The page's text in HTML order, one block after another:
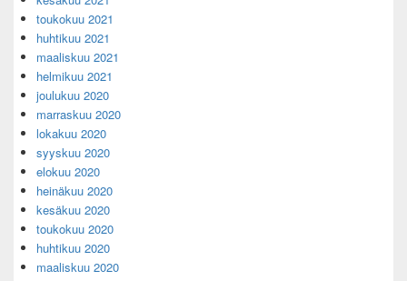
toukokuu 2021
huhtikuu 2021
maaliskuu 2021
helmikuu 2021
joulukuu 2020
marraskuu 2020
lokakuu 2020
syyskuu 2020
elokuu 2020
heinäkuu 2020
kesäkuu 2020
toukokuu 2020
huhtikuu 2020
maaliskuu 2020